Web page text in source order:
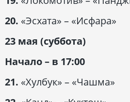
20. «Эсхата» – «Исфара»
23 мая (суббота)
Начало – в 17:00
21. «Хулбук» – «Чашма»